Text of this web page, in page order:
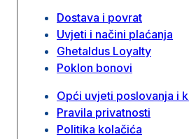
Dostava i povrat
Uvjeti i načini plaćanja
Ghetaldus Loyalty
Poklon bonovi
Opći uvjeti poslovanja i
Pravila privatnosti
Politika kolačića